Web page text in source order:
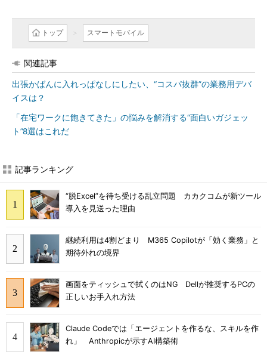
トップ スマートモバイル
関連記事
出張かばんに入れっぱなしにしたい、“コスパ抜群”の業務用デバ
イスは？
「在宅ワークに飽きてきた」の悩みを解消する“面白いガジェッ
ト”8選はこれだ
記事ランキング
“脱Excel”を待ち受ける乱立問題 カカクコムが新ツール
導入を見送った理由
継続利用は4割どまり M365 Copilotが「効く業務」と
期待外れの境界
画面をティッシュで拭くのはNG Dellが推奨するPCの
正しいお手入れ方法
Claude Codeでは「エージェントを作るな、スキルを作
れ」 Anthropicが示すAI構築術